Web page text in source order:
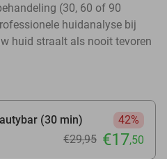
(30, 60 of 90
huidanalyse bij
huid straalt als nooit tevoren
(30 min)
42%
€29,95 €17,50